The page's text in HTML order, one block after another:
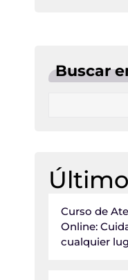
Buscar
Curso de
Online:
cualquier